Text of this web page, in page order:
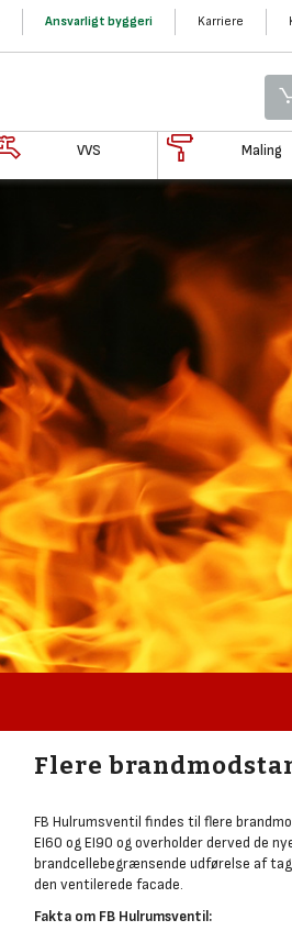
Ansvarligt byggeri Karriere
VVS Maling
Flere
FB Hulrumsventil findes til flere
EI60 og EI90 og overholder derved de
brandcellebegrænsende udførelse af
den ventilerede facade.
Fakta om FB Hulrumsventil: